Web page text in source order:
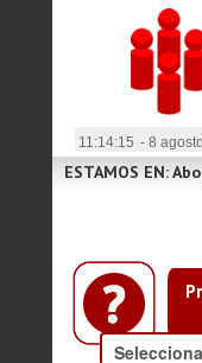
11:14:16 - 8
ESTAMOS EN: